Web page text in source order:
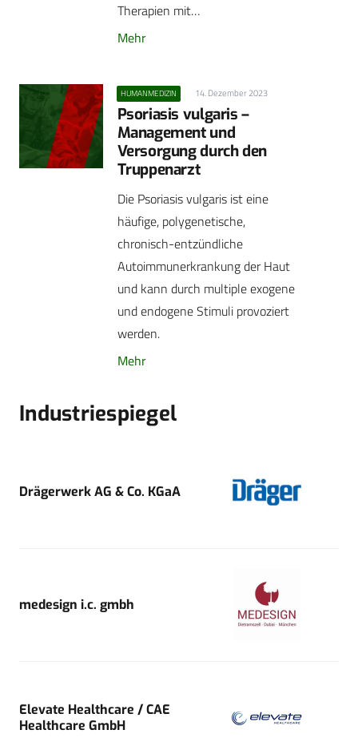
Therapien mit…
Mehr
HUMANMEDIZIN 14. Dezember 2023
Psoriasis vulgaris –
Management und
Versorgung durch den
Truppenarzt
Die Psoriasis vulgaris ist eine
häufige, polygenetische,
chronisch-entzündliche
Autoimmunerkrankung der Haut
und kann durch multiple exogene
und endogene Stimuli provoziert
werden.
Mehr
Industriespiegel
Drägerwerk AG & Co. KGaA
medesign i.c. gmbh
Elevate Healthcare / CAE
Healthcare GmbH